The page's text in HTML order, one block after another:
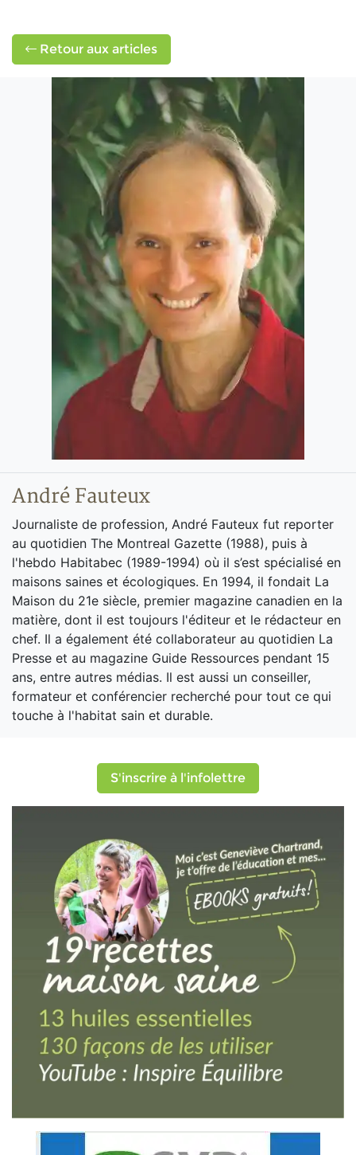
Retour aux articles
André Fauteux
Journaliste de profession, André Fauteux fut reporter
au quotidien The Montreal Gazette (1988), puis à
l'hebdo Habitabec (1989-1994) où il s’est spécialisé en
maisons saines et écologiques. En 1994, il fondait La
Maison du 21e siècle, premier magazine canadien en la
matière, dont il est toujours l'éditeur et le rédacteur en
chef. Il a également été collaborateur au quotidien La
Presse et au magazine Guide Ressources pendant 15
ans, entre autres médias. Il est aussi un conseiller,
formateur et conférencier recherché pour tout ce qui
touche à l'habitat sain et durable.
S'inscrire à l'infolettre